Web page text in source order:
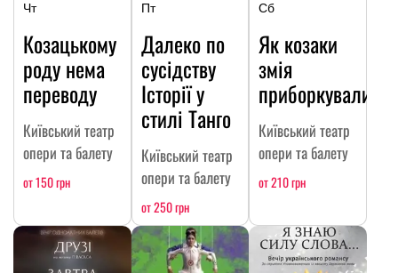
Чт
Козацькому
роду нема
переводу
Київський театр
опери та балету
от 150 грн
Пт
Далеко по
сусідству
Історії у
стилі Танго
Київський театр
опери та балету
от 250 грн
Сб
Як козаки
змія
приборкували
Київський театр
опери та балету
от 210 грн